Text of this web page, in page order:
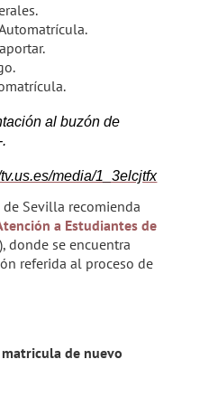
al buzón de
media/1_3elcjtfx
Sevilla recomienda
a Estudiantes de
), donde se encuentra
referida al proceso de
de nuevo